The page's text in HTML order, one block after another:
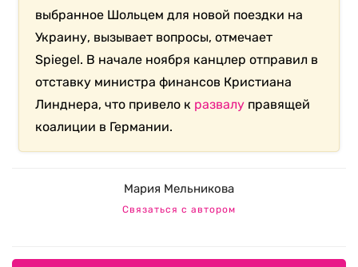
выбранное Шольцем для новой поездки на
Украину, вызывает вопросы, отмечает
Spiegel. В начале ноября канцлер отправил в
отставку министра финансов Кристиана
Линднера, что привело к развалу правящей
коалиции в Германии.
Мария Мельникова
Связаться с автором